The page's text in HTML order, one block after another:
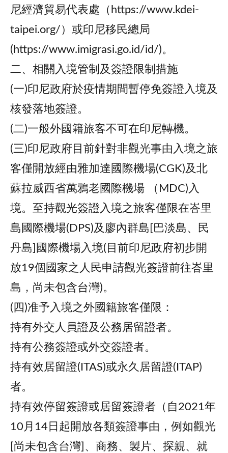
尼經濟貿易代表處（https://www.kdei-
taipei.org/）或印尼移民總局
(https://www.imigrasi.go.id/id/)。
二、相關入境管制及簽證限制措施
(一)印尼政府於疫情期間暫停免簽證入境及
核發落地簽證。
(二)一般外國籍旅客不可在印尼轉機。
(三)印尼政府目前針對非觀光事由入境之旅
客僅開放經由雅加達國際機場(CGK)及北
蘇拉威西省萬鴉老國際機場 （MDC)入
境。至持觀光簽證入境之旅客僅限在峇里
島國際機場(DPS)及廖內群島[巴淡島、民
丹島]國際機場入境(目前印尼政府初步開
放19個國家之人民申請觀光簽證前往峇里
島，尚未包含台灣)。
(四)准予入境之外國籍旅客僅限：
持有外交人員證及公務居留證者。
持有公務簽證或外交簽證者。
持有效居留證(ITAS)或永久居留證(ITAP)
者。
持有效停留簽證或居留簽證者（自2021年
10月14日起開放各類簽證事由，例如觀光
[尚未包含台灣]、商務、製片、探親、就